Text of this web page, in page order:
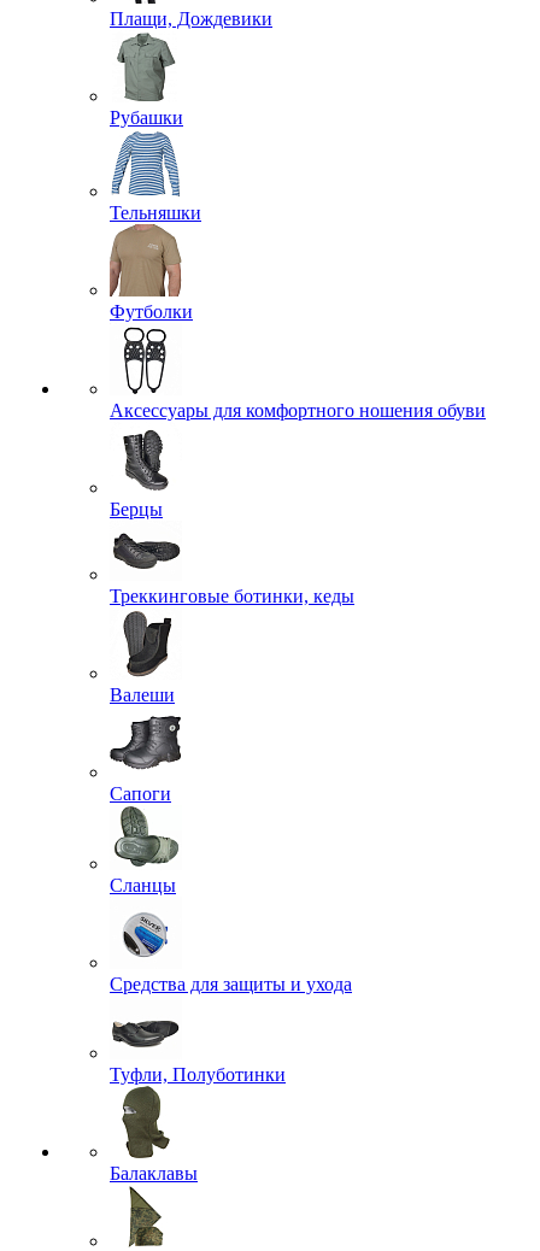
Плащи, Дождевики
Рубашки
Тельняшки
Футболки
Аксессуары для комфортного ношения обуви
Берцы
Треккинговые ботинки, кеды
Валеши
Сапоги
Сланцы
Средства для защиты и ухода
Туфли, Полуботинки
Балаклавы